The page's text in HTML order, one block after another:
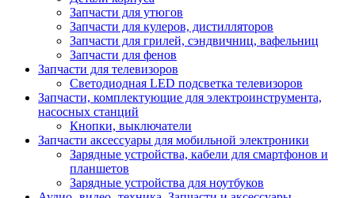
Запчасти для утюгов
Запчасти для кулеров, дистилляторов
Запчасти для грилей, сэндвичниц, вафельниц
Запчасти для фенов
Запчасти для телевизоров
Светодиодная LED подсветка телевизоров
Запчасти, комплектующие для электроинструмента,
насосных станций
Кнопки, выключатели
Запчасти аксессуары для мобильной электроники
Зарядные устройства, кабели для смартфонов и
планшетов
Зарядные устройства для ноутбуков